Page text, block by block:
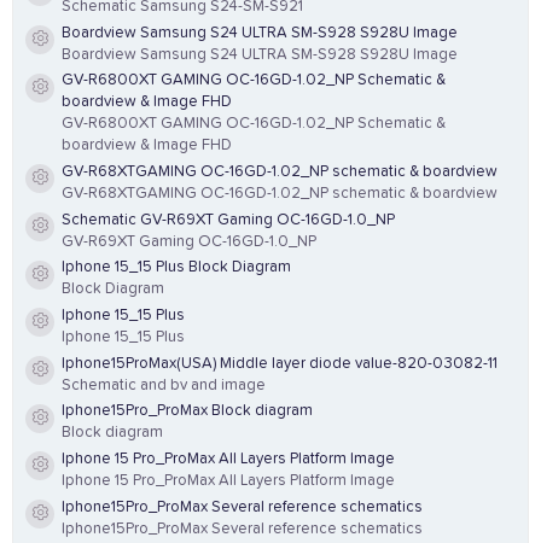
Schematic Samsung S24-SM-S921
Resource icon
Boardview Samsung S24 ULTRA SM-S928 S928U Image
Boardview Samsung S24 ULTRA SM-S928 S928U Image
Resource icon
GV-R6800XT GAMING OC-16GD-1.02_NP Schematic &
boardview & Image FHD
GV-R6800XT GAMING OC-16GD-1.02_NP Schematic &
boardview & Image FHD
Resource icon
GV-R68XTGAMING OC-16GD-1.02_NP schematic & boardview
GV-R68XTGAMING OC-16GD-1.02_NP schematic & boardview
Resource icon
Schematic GV-R69XT Gaming OC-16GD-1.0_NP
GV-R69XT Gaming OC-16GD-1.0_NP
Resource icon
Iphone 15_15 Plus Block Diagram
Block Diagram
Resource icon
Iphone 15_15 Plus
Iphone 15_15 Plus
Resource icon
Iphone15ProMax(USA) Middle layer diode value-820-03082-11
Schematic and bv and image
Resource icon
Iphone15Pro_ProMax Block diagram
Block diagram
Resource icon
Iphone 15 Pro_ProMax All Layers Platform Image
Iphone 15 Pro_ProMax All Layers Platform Image
Resource icon
Iphone15Pro_ProMax Several reference schematics
Iphone15Pro_ProMax Several reference schematics